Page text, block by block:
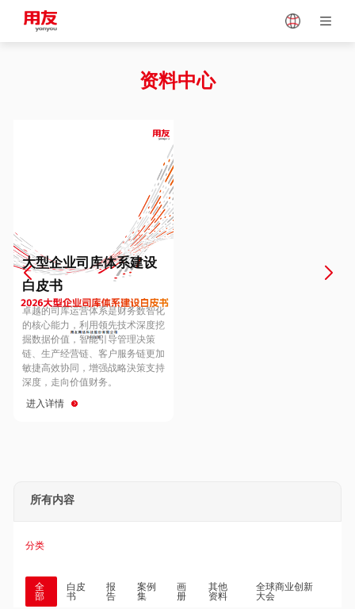
Vietnam
Europe
Hungary
Hong Kong
资料中心
大型企业司库体系建设
白皮书
卓越的司库运营体系是财务数智化
的核心能力，利用领先技术深度挖
掘数据价值，智能引导管理决策
链、生产经营链、客户服务链更加
敏捷高效协同，增强战略決策支持
深度，走向价值财务。
进入详情
所有内容
分类
全
部
白皮
书
报
告
案例
集
画
册
其他
资料
全球商业创新
大会